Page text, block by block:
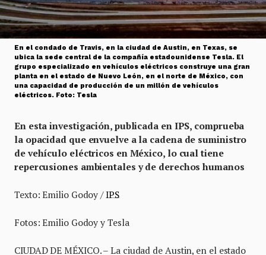
En el condado de Travis, en la ciudad de Austin, en Texas, se
ubica la sede central de la compañía estadounidense Tesla. El
grupo especializado en vehículos eléctricos construye una gran
planta en el estado de Nuevo León, en el norte de México, con
una capacidad de producción de un millón de vehículos
eléctricos. Foto: Tesla
En esta investigación, publicada en IPS, comprueba
la opacidad que envuelve a la cadena de suministro
de vehículo eléctricos en México, lo cual tiene
repercusiones ambientales y de derechos humanos
Texto: Emilio Godoy /IPS
Fotos: Emilio Godoy y Tesla
CIUDAD DE MÉXICO. – La ciudad de Austin, en el estado